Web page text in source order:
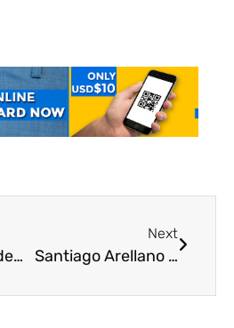
Conoce la Academia de Ciencias Físicas, Matemáticas y Naturales
Next
Santiago Arellano conquista Barquisimeto con su ZooTea